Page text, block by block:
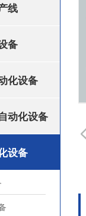
线
备
化设备
动化设备
设备